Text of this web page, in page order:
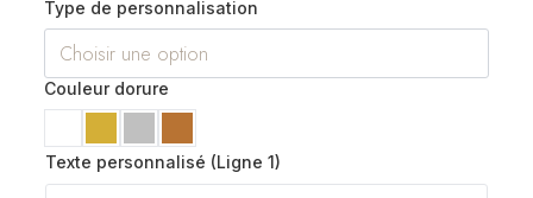
Type de personnalisation
Couleur dorure
Texte personnalisé (Ligne 1)